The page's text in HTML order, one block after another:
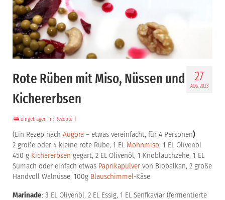
27
AUG. 2023
Rote Rüben mit Miso, Nüssen und
Kichererbsen
eingetragen in: Rezepte
(Ein Rezep nach Augora – etwas vereinfacht, für 4 Personen)
2 große oder 4 kleine rote Rübe, 1 EL Mohnmiso, 1 EL Olivenöl
450 g Kichererbsen gegart, 2 EL Olivenöl, 1 Knoblauchzehe, 1 EL
Sumach oder einfach etwas Paprikapulver von Biobalkan, 2 große
Handvoll Walnüsse, 100g Blauschimmel-Käse
Marinade: 3 EL Olivenöl, 2 EL Essig, 1 EL Senfkaviar (fermentierte